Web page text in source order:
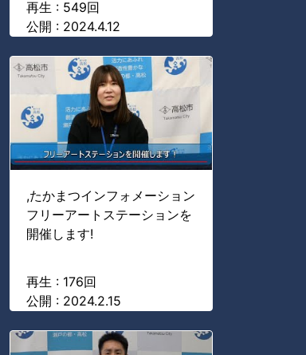
再生 : 549回
公開 : 2024.4.12
,たかまつインフォメーション
フリーアートステーションを
開催します!
再生 : 176回
公開 : 2024.2.15